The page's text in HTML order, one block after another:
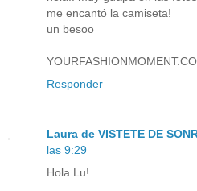
me encantó la camiseta!
un besoo
Responder
Laura de VISTETE DE
las 9:29
Hola Lu!